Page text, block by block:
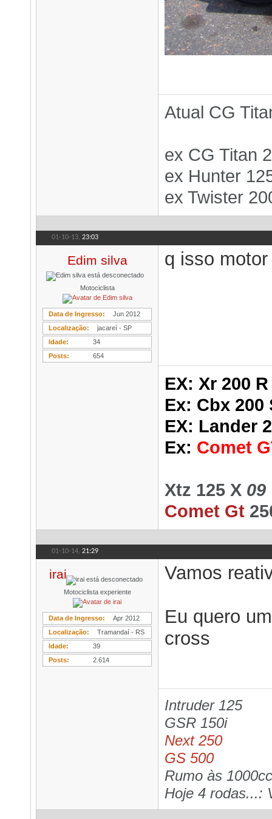
Atual CG
ex CG Titan
ex Hunter
ex Twister
01-10-13, 23:03
Edim silva
Motociclista
Data de Ingresso
Jun 2012
Localização
jacareí - SP
Idade
34
Posts
654
q isso
EX: Xr 200
Ex: Cbx 200
EX: Lander
Ex: Comet
Xtz 125 X 09
Comet Gt
01-10-14, 21:29
irai
Motociclista experiente
Data de Ingresso
Apr 2012
Localização
Tramandaí - RS
Idade
39
Posts
2.614
Vamos
Eu quero
cross
Intruder 125
GSR 150i
Next 250
GS 500
Rumo às
Hoje 4 rodas...: